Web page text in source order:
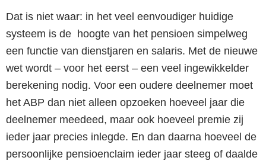
Dat is niet waar: in het veel eenvoudiger huidige
systeem is de hoogte van het pensioen simpelweg
een functie van dienstjaren en salaris. Met de nieuwe
wet wordt – voor het eerst – een veel ingewikkelder
berekening nodig. Voor een oudere deelnemer moet
het ABP dan niet alleen opzoeken hoeveel jaar die
deelnemer meedeed, maar ook hoeveel premie zij
ieder jaar precies inlegde. En dan daarna hoeveel de
persoonlijke pensioenclaim ieder jaar steeg of daalde